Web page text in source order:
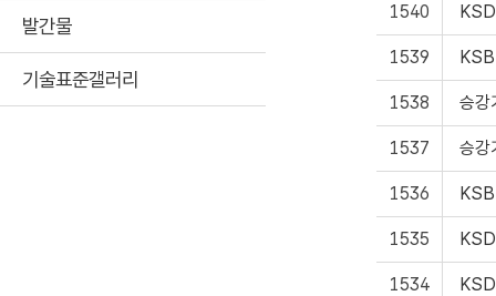
1540
1539
1538 승강
1537 승강
1536
1535
1534
발간물
기술표준갤러리